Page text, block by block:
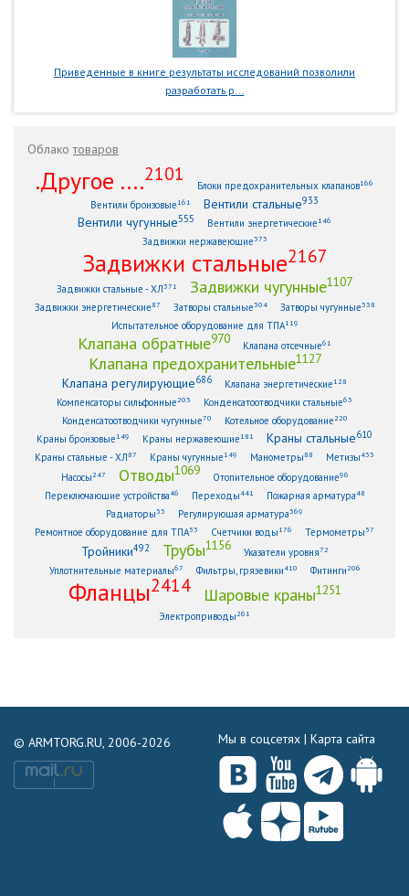
Приведенные в книге результаты исследований позволили
разработать р...
Облакотоваров
.Другое ....2101
Блоки предохранительных клапанов166
Вентили бронзовые161 Вентили стальные933
Вентили чугунные555 Вентили энергетические146
Задвижки нержавеющие373
Задвижки стальные2167
Задвижки стальные - ХЛ371 Задвижки чугунные1107
Задвижки энергетические87 Затворы стальные304 Затворы чугунные338
Испытательное оборудование для ТПА119
Клапана обратные970 Клапана отсечные61
Клапана предохранительные1127
Клапана регулирующие686 Клапана энергетические128
Компенсаторы сильфонные 203 Конденсатоотводчики стальные63
Конденсатоотводчики чугунные70 Котельное оборудование 220
Краны бронзовые149 Краны нержавеющие181 Краны стальные610
Краны стальные - ХЛ87 Краны чугунные149 Манометры88 Метизы433
Насосы 247 Отводы1069 Отопительное оборудование96
Переключающие устройства46 Переходы441 Пожарная арматура48
Радиаторы33 Регулирующая арматура369
Ремонтное оборудование для ТПА53 Счетчики воды176 Термометры 57
Тройники492 Трубы1156 Указатели уровня72
Уплотнительные материалы67 Фильтры, грязевики410 Фитинги 206
Фланцы2414 Шаровые краны1251
Электроприводы 261
© ARMTORG.RU, 2006-2026 Мы в соцсетях | Карта сайта